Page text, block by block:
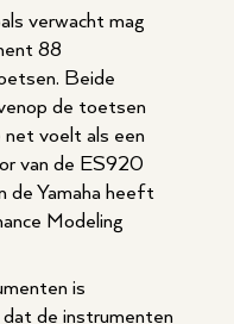
verwacht mag
88
Beide
de toetsen
net voelt als een
van de ES920
de Yamaha heeft
Modeling
is
de instrumenten